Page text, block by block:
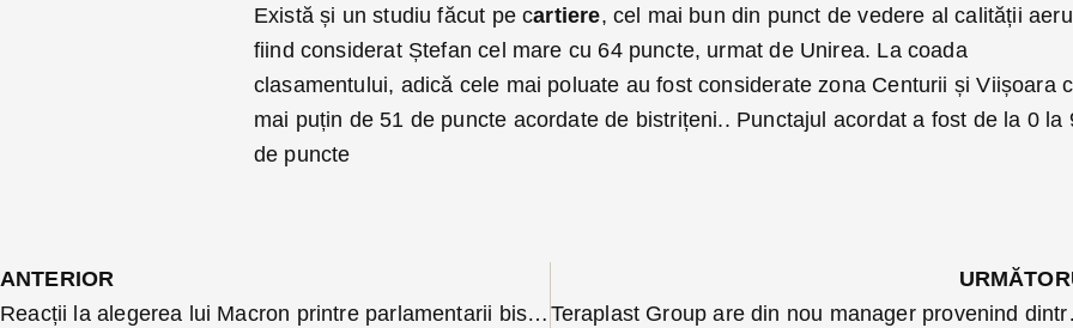
Există și un studiu făcut pe cartiere, cel mai bun din punct de vedere al calității
fiind considerat Ștefan cel mare cu 64 puncte, urmat de Unirea. La coada
clasamentului, adică cele mai poluate au fost considerate zona Centurii și Viișoara
mai puțin de 51 de puncte acordate de bistrițeni.. Punctajul acordat a fost de la 0 la
de puncte
ANTERIOR
Reacții la alegerea lui Macron printre parlamentarii bistrițeni: de la entuziasm moderat la scepticism
Teraplast